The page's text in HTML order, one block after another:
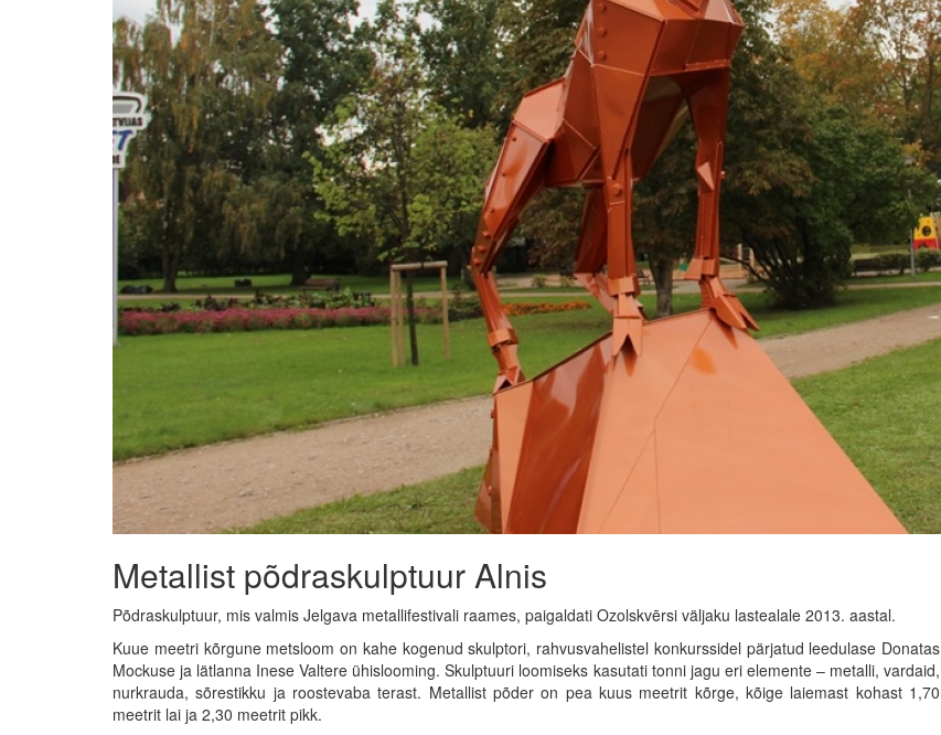
Metallist põdraskulptuur Alnis
Põdraskulptuur, mis valmis Jelgava metallifestivali raames, paigaldati Ozolskvērsi väljaku lastealale 2013. aastal.
Kuue meetri kõrgune metsloom on kahe kogenud skulptori, rahvusvahelistel konkurssidel pärjatud leedulase Donatas
Mockuse ja lätlanna Inese Valtere ühislooming. Skulptuuri loomiseks kasutati tonni jagu eri elemente – metalli, vardaid,
nurkrauda, sõrestikku ja roostevaba terast. Metallist põder on pea kuus meetrit kõrge, kõige laiemast kohast 1,70
meetrit lai ja 2,30 meetrit pikk.